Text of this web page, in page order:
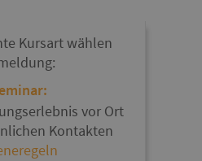
Kursart wählen
vor Ort
Kontakten